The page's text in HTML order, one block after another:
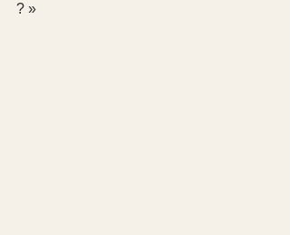
? »